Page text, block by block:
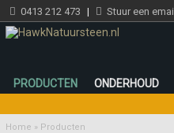
0413 212 473 | Stuur een email
PRODUCTEN ONDERHOUD
Home » Producten